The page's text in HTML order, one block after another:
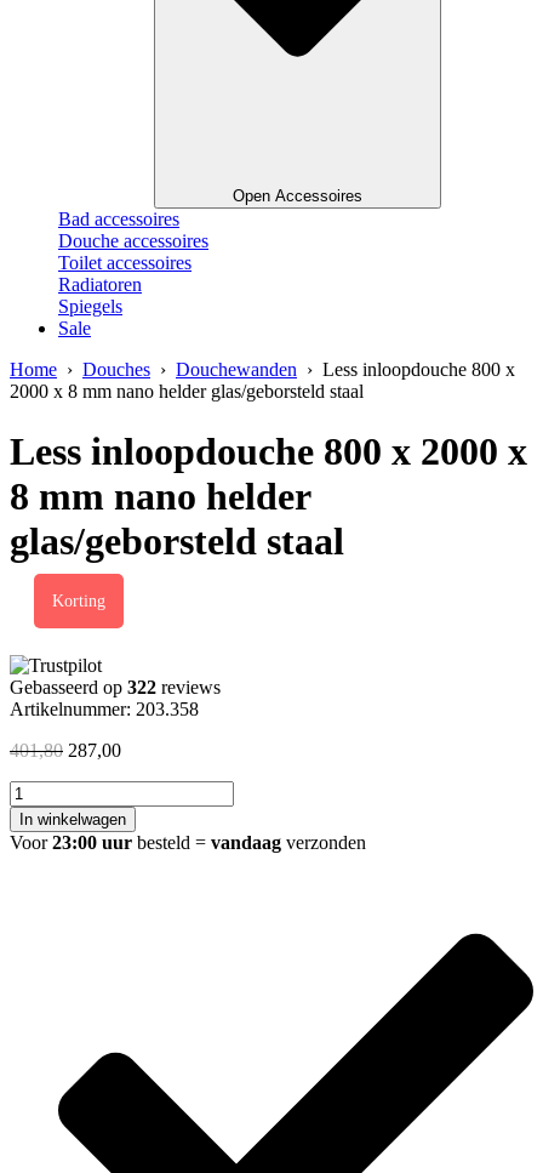
Open Accessoires
Bad accessoires
Douche accessoires
Toilet accessoires
Radiatoren
Spiegels
Sale
Home › Douches › Douchewanden › Less inloopdouche 800 x
2000 x 8 mm nano helder glas/geborsteld staal
Less inloopdouche 800 x 2000 x
8 mm nano helder
glas/geborsteld staal
Korting
Gebasseerd op 322 reviews
Artikelnummer: 203.358
401,80 Oorspronkelijke
401,80.
287,00Huidige
287,00.
Less
inloopdouche
800
x
In winkelwagen
Voor23:00 uur besteld = vandaag verzonden